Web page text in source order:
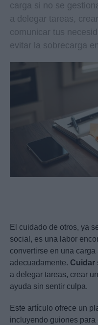
carga si no se
a delegar tareas,
comunicar tus
evitar la sobrecarga
El cuidado de otros, ya
social, es una labor
convertirse en una
adecuadamente. Cuidar
a delegar tareas, crear
ayuda sin sentir culpa.
Este artículo ofrece un
incluyendo guiones